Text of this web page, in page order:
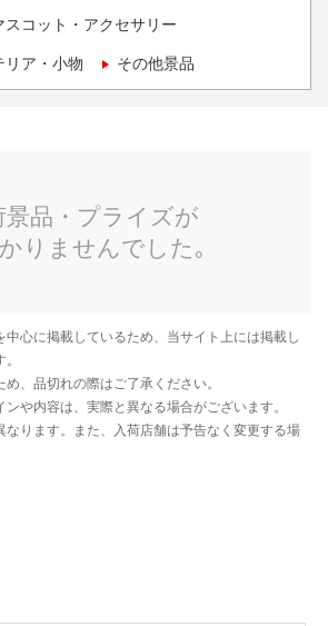
スコット・アクセサリー
リア・小物 その他景品